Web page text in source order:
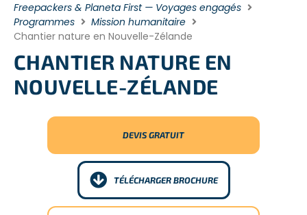
Freepackers & Planeta First — Voyages engagés
Programmes
Mission humanitaire
Chantier nature en Nouvelle-Zélande
CHANTIER NATURE EN
NOUVELLE-ZÉLANDE
DEVIS GRATUIT
TÉLÉCHARGER BROCHURE